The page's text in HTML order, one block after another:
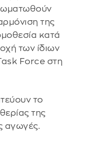
της
κατά
των ίδιων
Force στη
το
της
αγωγές.